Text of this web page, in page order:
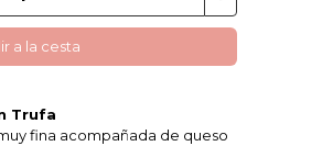
a la cesta
Trufa
fina acompañada de queso